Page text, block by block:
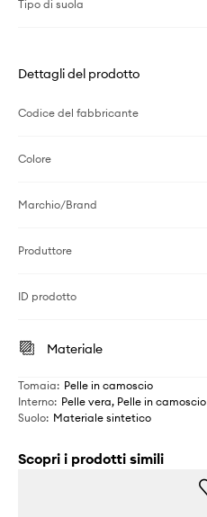
Tipo di suola
Dettagli del prodotto
Codice del fabbricante
Colore
Marchio/Brand
Produttore
ID prodotto
Materiale
Tomaia: Pelle in camoscio
Interno: Pelle vera, Pelle in camoscio
Suolo: Materiale sintetico
Scopri i prodotti simili